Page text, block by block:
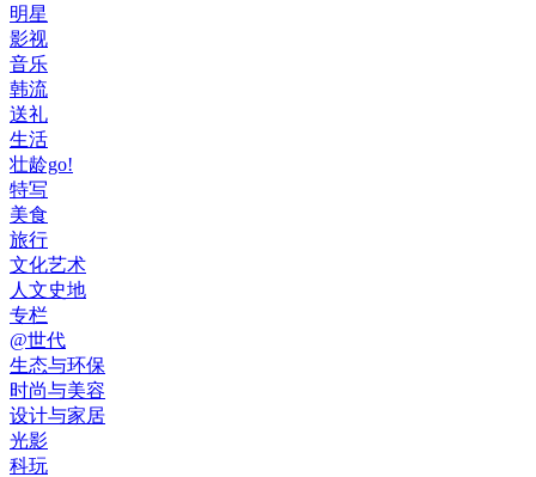
明星
影视
音乐
韩流
送礼
生活
壮龄go!
特写
美食
旅行
文化艺术
人文史地
专栏
@世代
生态与环保
时尚与美容
设计与家居
光影
科玩